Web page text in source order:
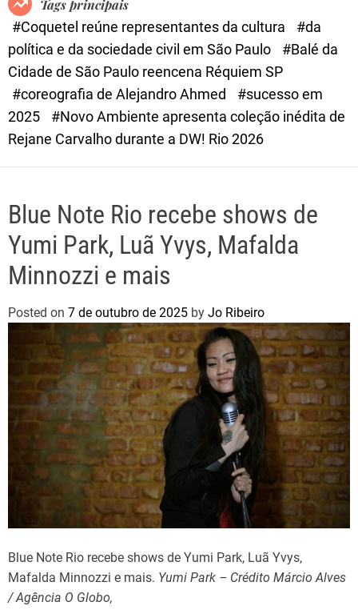
e
Tags principais
#Coquetel reúne representantes da cultura
#da
política e da sociedade civil em São Paulo
#Balé da
Cidade de São Paulo reencena Réquiem SP
#coreografia de Alejandro Ahmed
#sucesso em
2025
#Novo Ambiente apresenta coleção inédita de
Rejane Carvalho durante a DW! Rio 2026
Blue Note Rio recebe shows de
Yumi Park, Luã Yvys, Mafalda
Minnozzi e mais
Posted on 7 de outubro de 2025 by Jo Ribeiro
Blue Note Rio recebe shows de Yumi Park, Luã Yvys,
Mafalda Minnozzi e mais. Yumi Park – Crédito Márcio Alves
/ Agência O Globo,